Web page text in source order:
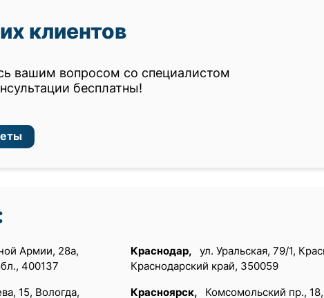
клиентов
вашим вопросом со специалистом
бесплатны!
Армии, 28а,
400137
15, Вологда,
Краснодар,
ул. Уральская, 79/1,
Краснодарский край, 350059
Красноярск,
Комсомольский пр.,